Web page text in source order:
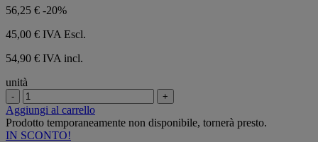
56,25 € -20%
45,00 € IVA Escl.
54,90 € IVA incl.
unità
- +
Aggiungi al carrello
Prodotto temporaneamente non disponibile, tornerà presto.
IN SCONTO!